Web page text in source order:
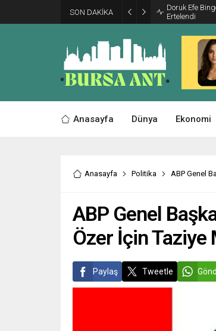
SON DAKİKA
Doruk Efe
Ertelendi
Anasayfa Dünya Ekonomi
Anasayfa Politika ABP Genel
ABP Genel
Özer İçin Taziye
Paylaş Tweetle